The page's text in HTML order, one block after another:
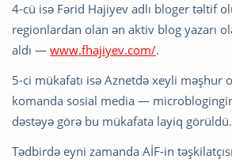
4-cü isə Fərid Hajiyev adlı bloger təltif
regionlardan olan ən aktiv blog yazarı
aldı — www.fhajiyev.com/.
5-ci mükafatı isə Aznetdə xeyli məşhur
komanda sosial media —
dəstəyə görə bu mükafata layiq görüldü.
Tədbirdə eyni zamanda AİF-in